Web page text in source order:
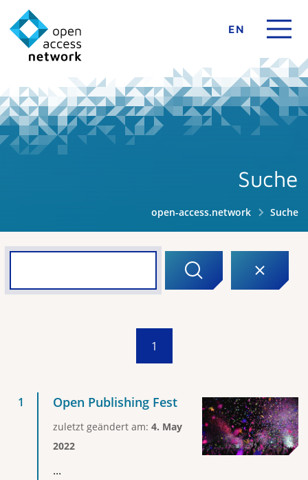
EN
Suche
open-access.network Suche
1
Open Publishing Fest
zuletzt geändert am: 4. May
2022
...